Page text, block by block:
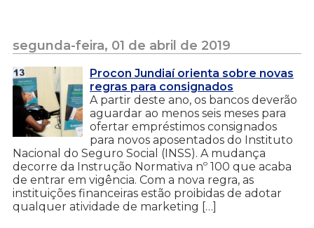
segunda-feira, 01 de abril de 2019
Procon Jundiaí orienta sobre novas
regras para consignados
A partir deste ano, os bancos deverão
aguardar ao menos seis meses para
ofertar empréstimos consignados
para novos aposentados do Instituto
Nacional do Seguro Social (INSS). A mudança
decorre da Instrução Normativa nº 100 que acaba
de entrar em vigência. Com a nova regra, as
instituições financeiras estão proibidas de adotar
qualquer atividade de marketing […]